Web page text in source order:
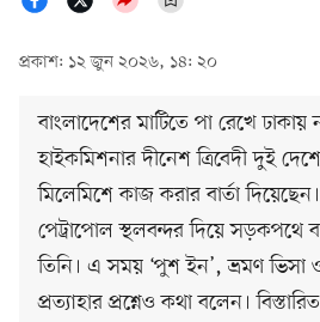
প্রকাশ: ১২ জুন ২০২৬, ১৪: ২০
বাংলাদেশের মাটিতে পা রেখে
হাইকমিশনার দীনেশ ত্রিবেদী দুই
মিলেমিশে কাজ করার বার্তা
পেট্রাপোল স্থলবন্দর দিয়ে সড়কপথে
তিনি। এ সময় ‘পুশ ইন’, ভ্রমণ ভিসা ও
প্রত্যাহার প্রশ্নেও কথা বলেন।